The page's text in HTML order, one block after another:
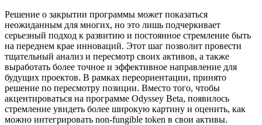
Решение о закрытии программы может показаться
неожиданным для многих, но это лишь подчеркивает
серьезный подход к развитию и постоянное стремление быть
на переднем крае инноваций. Этот шаг позволит провести
тщательный анализ и пересмотр своих активов, а также
выработать более точное и эффективное направление для
будущих проектов. В рамках переориентации, принято
решение по пересмотру позиции. Вместо того, чтобы
акцентироваться на программе Odyssey Beta, появилось
стремление увидеть более широкую картину и оценить, как
можно интегрировать non-fungible token в свои активы.